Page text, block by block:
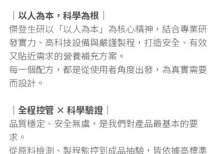
｜以人為本，科學為根｜
傑登生研以「以人為本」為核心精神，結合專業研
發實力、高科技設備與嚴謹製程，打造安全、有效
又貼近需求的營養補充方案。
每一個配方，都是從使用者角度出發，為真實需要
而設計。
｜全程控管 × 科學驗證｜
品質穩定、安全無虞，是我們對產品最基本的要
求。
從原料檢測、製程監控到成品抽驗，皆依據高標準